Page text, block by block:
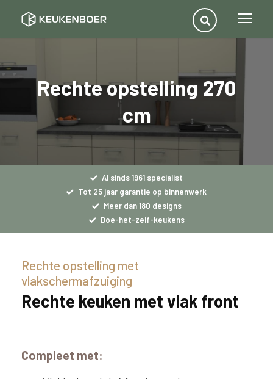
Rechte opstelling 270
cm
Al sinds 1961 specialist
Tot 25 jaar garantie op binnenwerk
Meer dan 180 designs
Doe-het-zelf-keukens
Rechte opstelling met
vlakschermafzuiging
Rechte keuken met vlak front
Compleet met: